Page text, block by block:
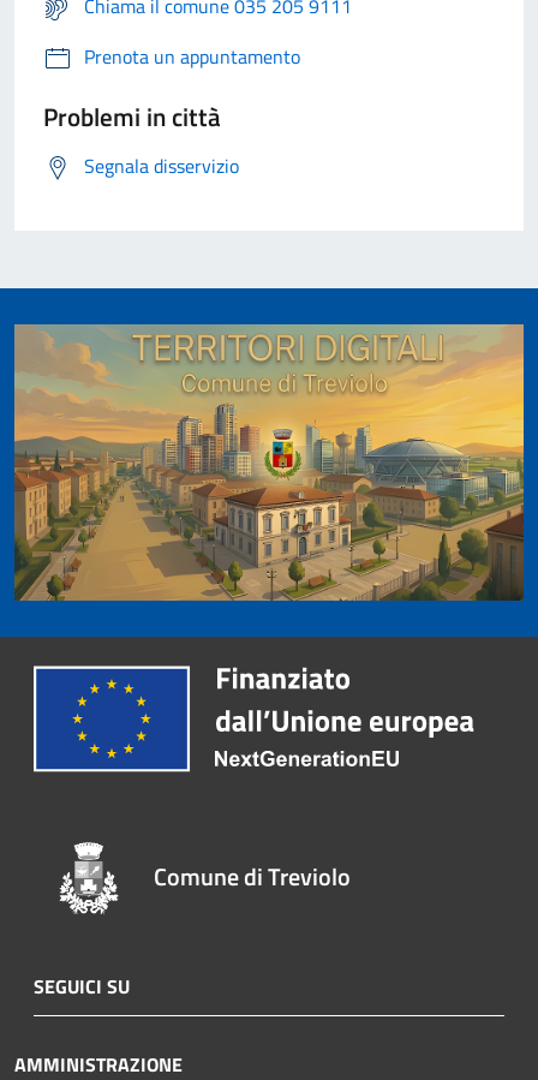
Chiama il comune 035 205 9111
Prenota un appuntamento
Problemi in città
Segnala disservizio
Comune di Treviolo
SEGUICI SU
AMMINISTRAZIONE